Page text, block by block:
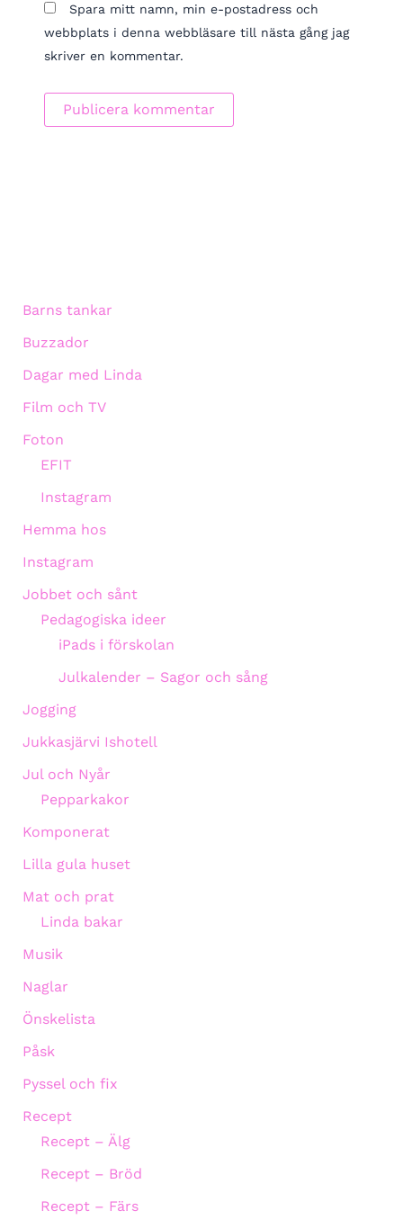
Spara mitt namn, min e-postadress och
webbplats i denna webbläsare till nästa gång jag
skriver en kommentar.
Barns tankar
Buzzador
Dagar med Linda
Film och TV
Foton
EFIT
Instagram
Hemma hos
Instagram
Jobbet och sånt
Pedagogiska ideer
iPads i förskolan
Julkalender – Sagor och sång
Jogging
Jukkasjärvi Ishotell
Jul och Nyår
Pepparkakor
Komponerat
Lilla gula huset
Mat och prat
Linda bakar
Musik
Naglar
Önskelista
Påsk
Pyssel och fix
Recept
Recept – Älg
Recept – Bröd
Recept – Färs